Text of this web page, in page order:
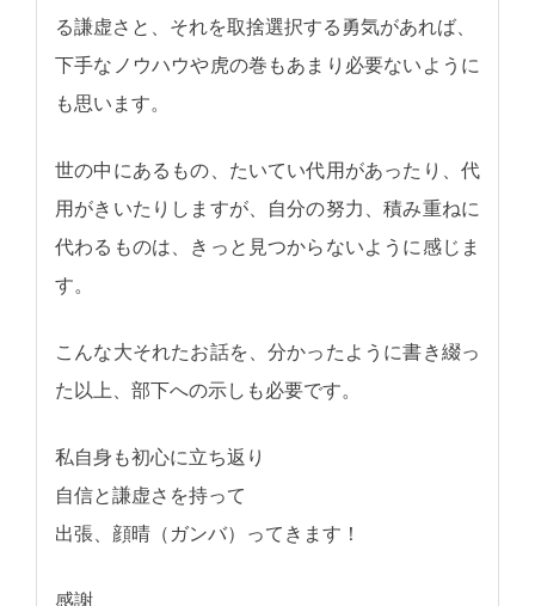
る謙虚さと、それを取捨選択する勇気があれば、
下手なノウハウや虎の巻もあまり必要ないように
も思います。
世の中にあるもの、たいてい代用があったり、代
用がきいたりしますが、自分の努力、積み重ねに
代わるものは、きっと見つからないように感じま
す。
こんな大それたお話を、分かったように書き綴っ
た以上、部下への示しも必要です。
私自身も初心に立ち返り
自信と謙虚さを持って
出張、顔晴（ガンバ）ってきます！
感謝